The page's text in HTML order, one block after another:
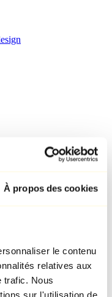
À propos des cookies
le contenu
relatives aux
trafic. Nous
sur l'utilisation de